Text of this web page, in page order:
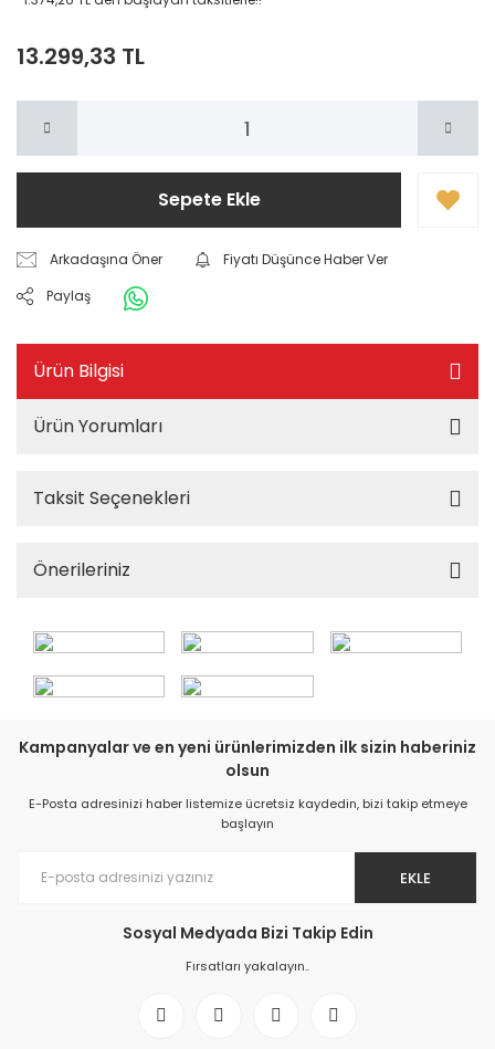
13.299,33 TL
Sepete Ekle
Arkadaşına Öner
Fiyatı Düşünce Haber Ver
Paylaş
Ürün Bilgisi
Ürün Yorumları
Taksit Seçenekleri
Önerileriniz
Kampanyalar ve en yeni ürünlerimizden ilk sizin haberiniz
olsun
E-Posta adresinizi haber listemize ücretsiz kaydedin, bizi takip etmeye
başlayın
EKLE
Sosyal Medyada Bizi Takip Edin
Fırsatları yakalayın..